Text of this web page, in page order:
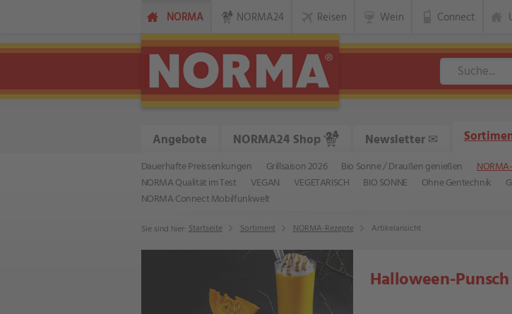
NORMA NORMA24 Reisen Wein Connect
Angebote NORMA24 Shop Newsletter✉
Dauerhafte Preissenkungen Grillsaison 2026 Bio Sonne / Draußen genießen
NORMA Qualität im Test
VEGAN VEGETARISCH BIO SONNE Ohne Gentechnik
NORMA Connect Mobilfunkwelt
Sie sind hier: Startseite Sortiment NORMA-Rezepte Artikelansicht
Halloween-Punsch